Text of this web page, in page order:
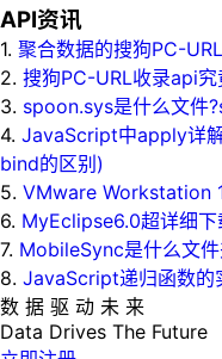
API资讯
1. 聚合数据的搜狗PC-
2. 搜狗PC-URL收录api究
3. spoon.sys是什么文件
4. JavaScript中apply详
bind的区别)
5. VMware Workstation
6. MyEclipse6.0超详细
7. MobileSync是什么文
8. JavaScript递归函数的
数 据 驱 动 未 来
Data Drives The Future